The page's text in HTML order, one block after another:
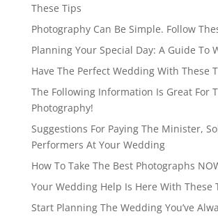
These Tips
Photography Can Be Simple. Follow
Planning Your Special Day: A Guide To
Have The Perfect Wedding With These
The Following Information Is Great For
Photography!
Suggestions For Paying The Minister,
Performers At Your Wedding
How To Take The Best Photographs
Your Wedding Help Is Here With These
Start Planning The Wedding You’ve